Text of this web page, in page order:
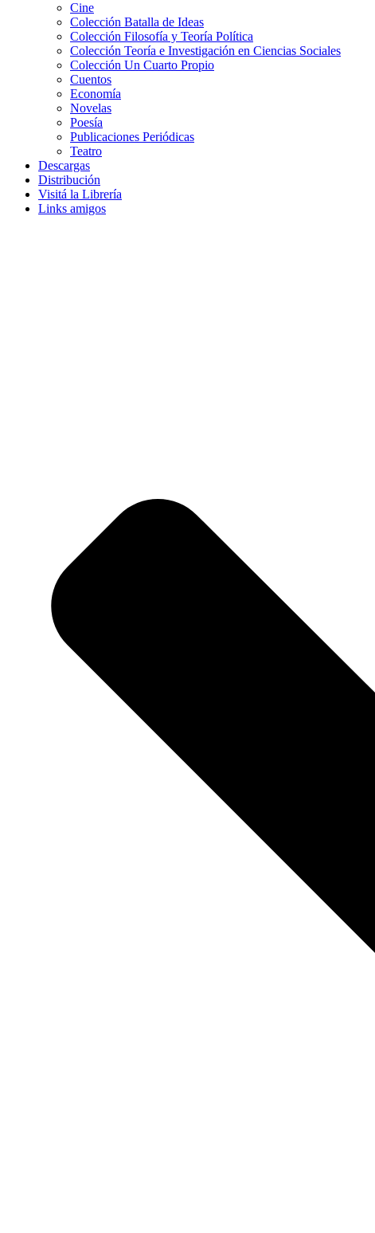
Cine
Colección Batalla de Ideas
Colección Filosofía y Teoría Política
Colección Teoría e Investigación en Ciencias Sociales
Colección Un Cuarto Propio
Cuentos
Economía
Novelas
Poesía
Publicaciones Periódicas
Teatro
Descargas
Distribución
Visitá la Librería
Links amigos